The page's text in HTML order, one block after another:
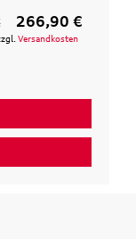
266,90 €
Versandkosten